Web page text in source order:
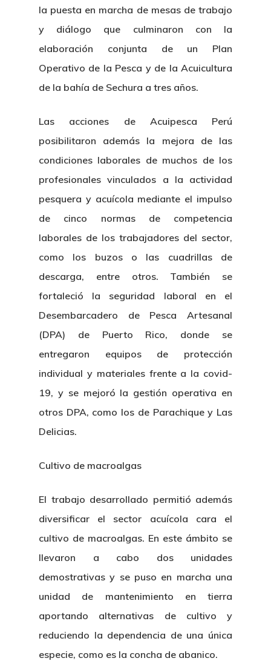
la puesta en marcha de mesas de trabajo
y diálogo que culminaron con la
elaboración conjunta de un Plan
Operativo de la Pesca y de la Acuicultura
de la bahía de Sechura a tres años.
Las acciones de Acuipesca Perú
posibilitaron además la mejora de las
condiciones laborales de muchos de los
profesionales vinculados a la actividad
pesquera y acuícola mediante el impulso
de cinco normas de competencia
laborales de los trabajadores del sector,
como los buzos o las cuadrillas de
descarga, entre otros. También se
fortaleció la seguridad laboral en el
Desembarcadero de Pesca Artesanal
(DPA) de Puerto Rico, donde se
entregaron equipos de protección
individual y materiales frente a la covid-
19, y se mejoró la gestión operativa en
otros DPA, como los de Parachique y Las
Delicias.
Cultivo de macroalgas
El trabajo desarrollado permitió además
diversificar el sector acuícola cara el
cultivo de macroalgas. En este ámbito se
llevaron a cabo dos unidades
demostrativas y se puso en marcha una
unidad de mantenimiento en tierra
aportando alternativas de cultivo y
reduciendo la dependencia de una única
especie, como es la concha de abanico.